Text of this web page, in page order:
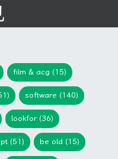
film & acg (15)
software (140)
lookfor (36)
(51) be old (15)